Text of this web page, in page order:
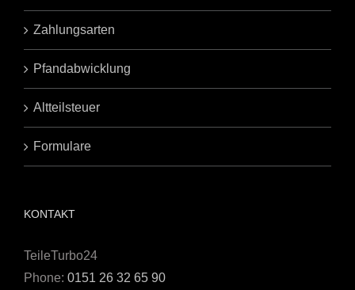
Zahlungsarten
Pfandabwicklung
Altteilsteuer
Formulare
KONTAKT
TeileTurbo24
Phone: 0151 26 32 65 90